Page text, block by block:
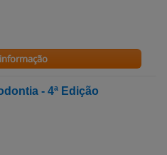
- 4ª Edição